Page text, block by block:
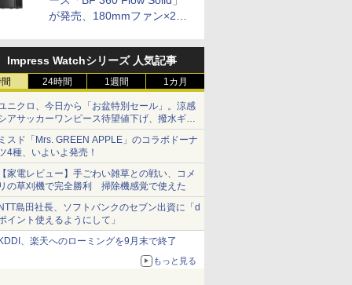
が発売、180mmファン×2搭
Impress Watchシリーズ 人気記事
24時間 1週間 1カ月
ニクロ、今日から「お盆特別セール」。涼感
アサッカーワンピース待望値下げ、撥水ギア
ョーツは1990円に
スド「Mrs. GREEN APPLE」のコラボドーナ
4種、いよいよ発売！
家電レビュー】手ごわい雑草との戦い、コメ
の草刈機で完全勝利 掃除機感覚で使えた
島田社長、ソフトバンクのセブン出資に「d
イント使えるようにして」
、楽天へのローミングを9月末で終了
もっと見る